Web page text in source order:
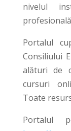
nivelul
Portalul
Consiliului
alături de
cursuri
Toate
Portalul